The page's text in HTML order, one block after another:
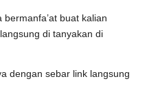
buat kalian
di tanyakan di
dengan sebar link langsung